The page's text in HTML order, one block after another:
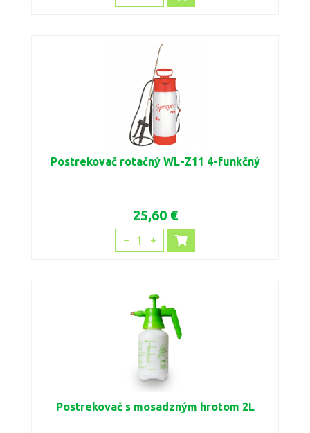
Postrekovač rotačný WL-Z11 4-funkčný
25,60 €
1
Postrekovač s mosadzným hrotom 2L